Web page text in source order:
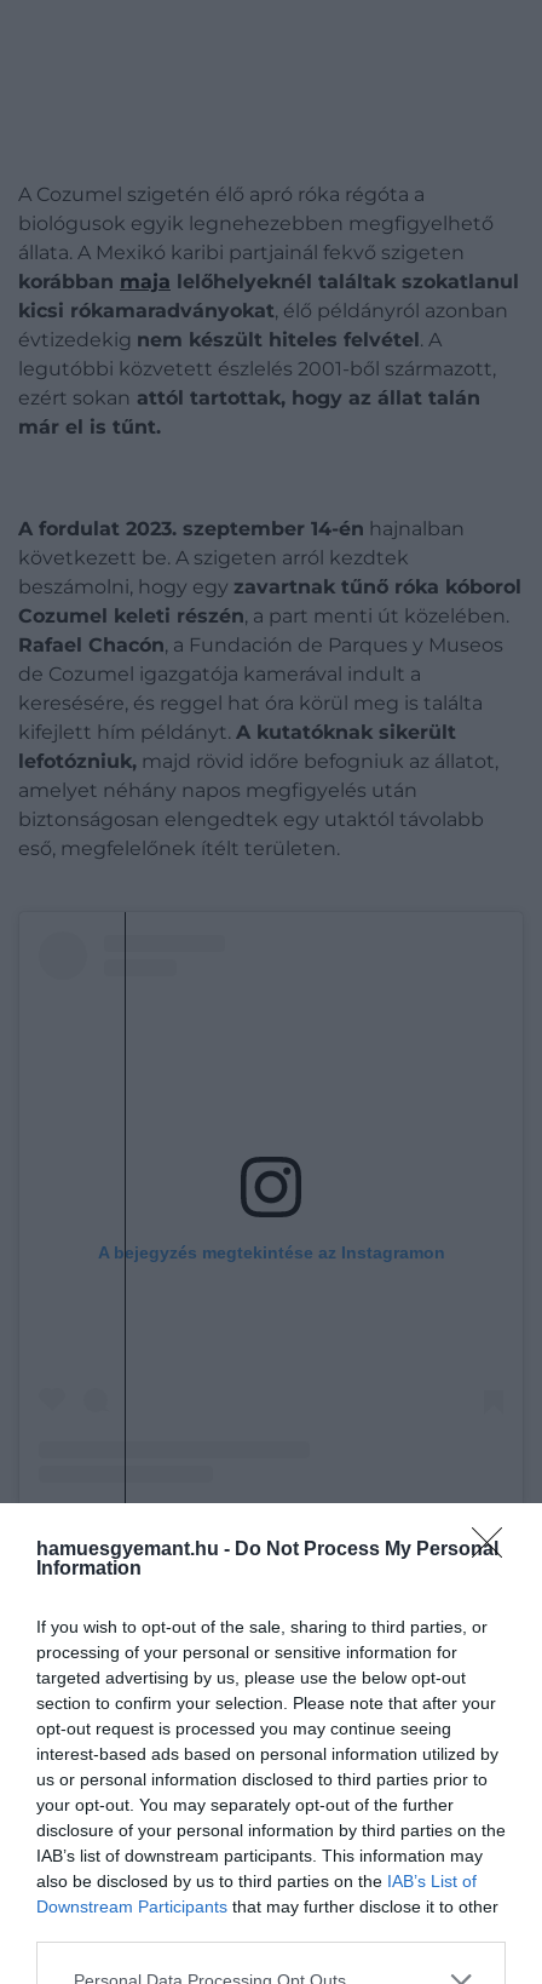
hamuesgyemant.hu - Do Not Process My Personal
Information
If you wish to opt-out of the sale, sharing to third parties, or
processing of your personal or sensitive information for
targeted advertising by us, please use the below opt-out
section to confirm your selection. Please note that after your
opt-out request is processed you may continue seeing
interest-based ads based on personal information utilized by
us or personal information disclosed to third parties prior to
your opt-out. You may separately opt-out of the further
disclosure of your personal information by third parties on the
IAB’s list of downstream participants. This information may
also be disclosed by us to third parties on the IAB’s List of
Downstream Participants that may further disclose it to other
Please note that this website/app uses one or more Google
Personal Data Processing Opt Outs
A Cozumel szigetén élő apró róka régóta a
biológusok egyik legnehezebben megfigyelhető
állata. A Mexikó karibi partjainál fekvő szigeten
korábban maja lelőhelyeknél találtak szokatlanul
kicsi rókamaradványokat, élő példányról azonban
évtizedekig nem készült hiteles felvétel. A
legutóbbi közvetett észlelés 2001-ből származott,
ezért sokan attól tartottak, hogy az állat talán
már el is tűnt.
A fordulat 2023. szeptember 14-én hajnalban
következett be. A szigeten arról kezdtek
beszámolni, hogy egy zavartnak tűnő róka kóborol
Cozumel keleti részén, a part menti út közelében.
Rafael Chacón, a Fundación de Parques y Museos
de Cozumel igazgatója kamerával indult a
keresésére, és reggel hat óra körül meg is találta
kifejlett hím példányt. A kutatóknak sikerült
lefotózniuk, majd rövid időre befogniuk az állatot,
amelyet néhány napos megfigyelés után
biztonságosan elengedtek egy utaktól távolabb
eső, megfelelőnek ítélt területen.
A bejegyzés megtekintése az Instagramon
Pensoft Publishers (@pensoft) által megosztott bejegyzés
A cozumeli törperóka tudományos helyzete ma
is szokatlanul bizonytalan. A szakirodalomban
Urocyon sp.néven hivatkoznak rá, mert hivatalosan
még nem írták le önálló fajként vagy alfajként. A
kutatók ezért óvatosan fogalmaznak, ám abban
egyre nagyobb azegyetértés, hogy rendkívül ritka,
elszigetelten fejlődő állatról van szó,amely komoly
természetvédelmi figyelmet igényel.